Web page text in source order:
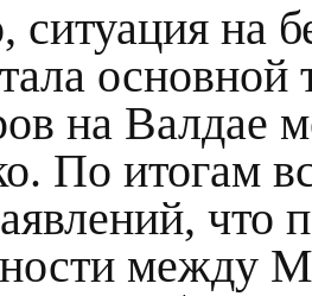
ситуация на
на
По итогам
что
между